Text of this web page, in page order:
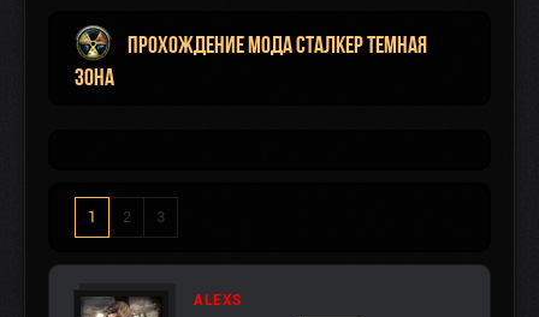
Прохождение мода Сталкер Темная
Зона
1 2 3
ALEXS